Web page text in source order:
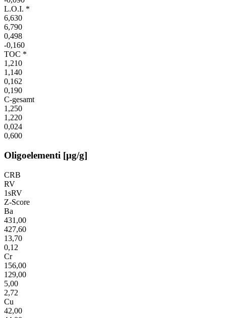
L.O.I. *
6,630
6,790
0,498
-0,160
TOC *
1,210
1,140
0,162
0,190
C-gesamt
1,250
1,220
0,024
0,600
Oligoelementi [µg/g]
CRB
RV
1sRV
Z-Score
Ba
431,00
427,60
13,70
0,12
Cr
156,00
129,00
5,00
2,72
Cu
42,00